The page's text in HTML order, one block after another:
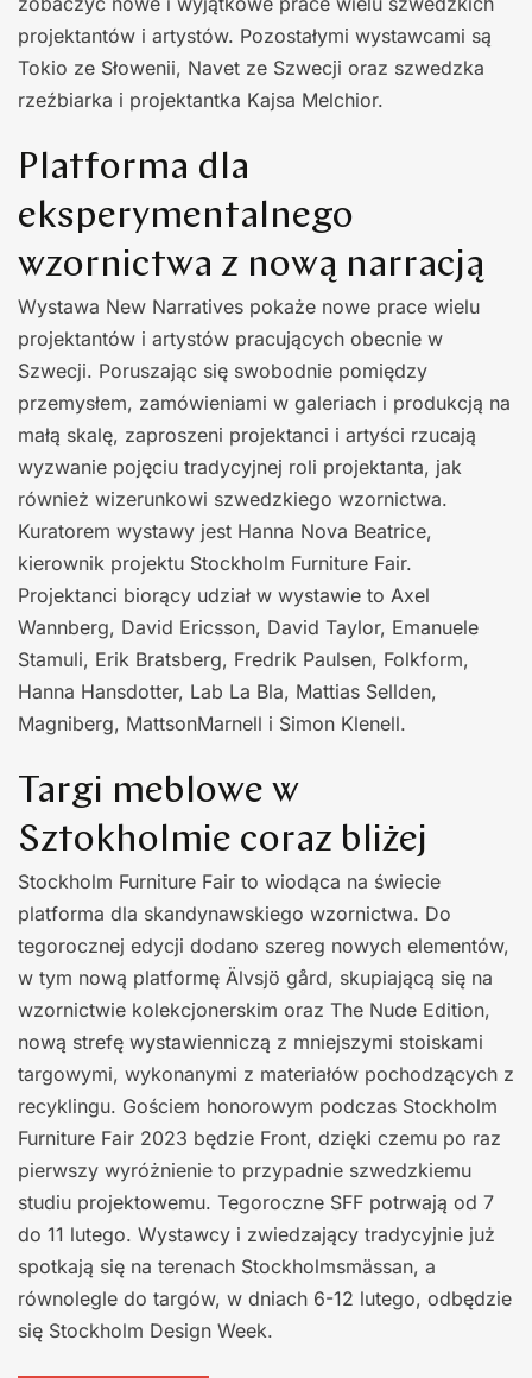
projektantów i artystów. Pozostałymi wystawcami są
Tokio ze Słowenii, Navet ze Szwecji oraz szwedzka
rzeźbiarka i projektantka Kajsa Melchior.
Platforma dla
eksperymentalnego
wzornictwa z nową narracją
Wystawa New Narratives pokaże nowe prace wielu
projektantów i artystów pracujących obecnie w
Szwecji. Poruszając się swobodnie pomiędzy
przemysłem, zamówieniami w galeriach i produkcją na
małą skalę, zaproszeni projektanci i artyści rzucają
wyzwanie pojęciu tradycyjnej roli projektanta, jak
również wizerunkowi szwedzkiego wzornictwa.
Kuratorem wystawy jest Hanna Nova Beatrice,
kierownik projektu Stockholm Furniture Fair.
Projektanci biorący udział w wystawie to Axel
Wannberg, David Ericsson, David Taylor, Emanuele
Stamuli, Erik Bratsberg, Fredrik Paulsen, Folkform,
Hanna Hansdotter, Lab La Bla, Mattias Sellden,
Magniberg, MattsonMarnell i Simon Klenell.
Targi meblowe w
Sztokholmie coraz bliżej
Stockholm Furniture Fair to wiodąca na świecie
platforma dla skandynawskiego wzornictwa. Do
tegorocznej edycji dodano szereg nowych elementów,
w tym nową platformę Älvsjö gård, skupiającą się na
wzornictwie kolekcjonerskim oraz The Nude Edition,
nową strefę wystawienniczą z mniejszymi stoiskami
targowymi, wykonanymi z materiałów pochodzących z
recyklingu. Gościem honorowym podczas Stockholm
Furniture Fair 2023 będzie Front, dzięki czemu po raz
pierwszy wyróżnienie to przypadnie szwedzkiemu
studiu projektowemu. Tegoroczne SFF potrwają od 7
do 11 lutego. Wystawcy i zwiedzający tradycyjnie już
spotkają się na terenach Stockholmsmässan, a
równolegle do targów, w dniach 6-12 lutego, odbędzie
się Stockholm Design Week.